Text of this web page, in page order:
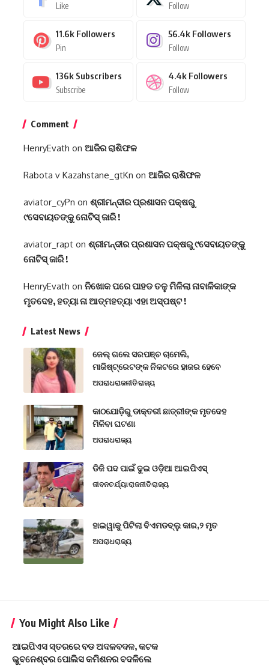
Like Follow
11.6k Followers
Pin
56.4k Followers
Follow
136k Subscribers
Subscribe
4.4k Followers
Follow
Comment
HenryEvath on ଆଜିର ରାଶିଫଳ
Rabota v Kazahstane_gtKn on ଆଜିର ରାଶିଫଳ
aviator_cyPn on ଶ୍ରୀମନ୍ଦୀର ପ୍ରଶାସନ ପକ୍ଷରୁ
୯ସେବାୟତଙ୍କୁ ନୋଟିସ୍ ଜାରି !
aviator_rapt on ଶ୍ରୀମନ୍ଦୀର ପ୍ରଶାସନ ପକ୍ଷରୁ ୯ସେବାୟତଙ୍କୁ
ନୋଟିସ୍ ଜାରି !
HenryEvath on ନିଖୋକ ପରେ ପାହଡ ତଳୁ ମିଳିଲା ନାବାଳିକାଙ୍କ
ମୃତଦେହ, ହତ୍ୟା ନା ଆତ୍ମହତ୍ୟା ଏହା ଅସ୍ପଷ୍ଟ !
Latest News
ଜେଲ୍ ଗଲେ ସରପଞ୍ଚ ଚାମେଲି,
ମାଜିଷ୍ଟ୍ରେଟଙ୍କ ନିକଟରେ ହାଜର ହେବେ
ଅପରାଧରାଜନୀତିରାଜ୍ୟ
କାଠଯୋଡ଼ିରୁ ଡାକ୍ତରୀ ଛାତ୍ରୀଙ୍କ ମୃତଦେହ
ମିଳିବା ଘଟଣା
ଅପରାଧରାଜ୍ୟ
ଡିଜି ପଦ ପାଇଁ ଦୁଇ ଓଡ଼ିଆ ଆଇପିଏସ୍
ଜୀବନଚର୍ଯ୍ୟାରାଜନୀତିରାଜ୍ୟ
ହାଇୱାକୁ ପିଟିଲା ବିଏମଡବ୍ଲୁ କାର,୨ ମୃତ
ଅପରାଧରାଜ୍ୟ
You Might Also Like
ଆଇପିଏସ ସ୍ତରରେ ବଡ ଅଦଳବଦଳ, କଟକ
ଭୁବନେଶ୍ବର ପୋଲିସ କମିଶନର ବଦଳିଲେ